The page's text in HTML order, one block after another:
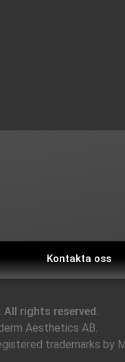
Kontakta oss
rights reserved.
Aesthetics AB.
trademarks by